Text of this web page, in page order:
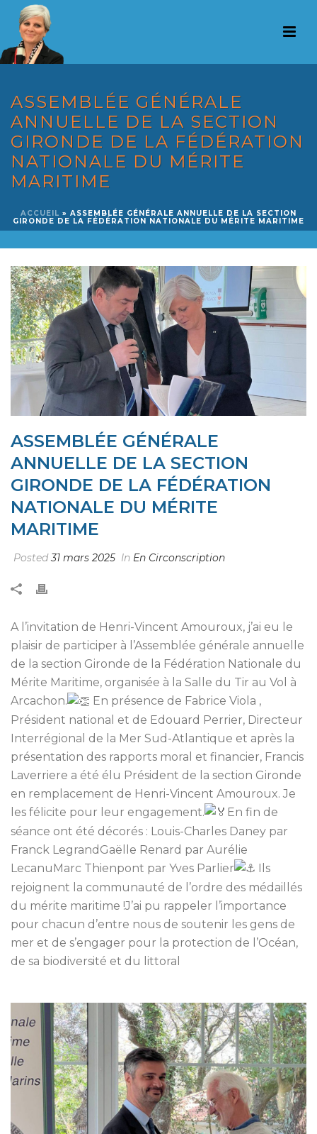
ASSEMBLÉE GÉNÉRALE
ANNUELLE DE LA SECTION
GIRONDE DE LA FÉDÉRATION
NATIONALE DU MÉRITE
MARITIME
ACCUEIL » ASSEMBLÉE GÉNÉRALE ANNUELLE DE LA SECTION
GIRONDE DE LA FÉDÉRATION NATIONALE DU MÉRITE MARITIME
ASSEMBLÉE GÉNÉRALE
ANNUELLE DE LA SECTION
GIRONDE DE LA FÉDÉRATION
NATIONALE DU MÉRITE
MARITIME
Posted31 mars 2025 In En Circonscription
A l’invitation de Henri-Vincent Amouroux, j’ai eu le
plaisir de participer à l’Assemblée générale annuelle
de la section Gironde de la Fédération Nationale du
Mérite Maritime, organisée à la Salle du Tir au Vol à
Arcachon.
En présence de Fabrice Viola ,
Président national et de Edouard Perrier, Directeur
Interrégional de la Mer Sud-Atlantique et après la
présentation des rapports moral et financier, Francis
Laverriere a été élu Président de la section Gironde
en remplacement de Henri-Vincent Amouroux. Je
les félicite pour leur engagement.
En fin de
séance ont été décorés : Louis-Charles Daney par
Franck LegrandGaëlle Renard par Aurélie
LecanuMarc Thienpont par Yves Parlier
Ils
rejoignent la communauté de l’ordre des médaillés
du mérite maritime !J’ai pu rappeler l’importance
pour chacun d’entre nous de soutenir les gens de
mer et de s’engager pour la protection de l’Océan,
de sa biodiversité et du littoral